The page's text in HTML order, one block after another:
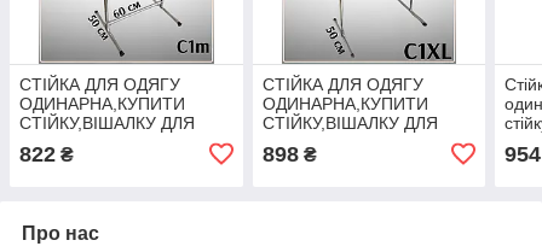
СТІЙКА ДЛЯ ОДЯГУ
ОДИНАРНА,КУПИТИ
СТІЙКУ,ВІШАЛКУ ДЛЯ
822 ₴
СТІЙКА ДЛЯ ОДЯГУ
ОДИНАРНА,КУПИТИ
СТІЙКУ,ВІШАЛКУ ДЛЯ
898₴ 954
Про нас